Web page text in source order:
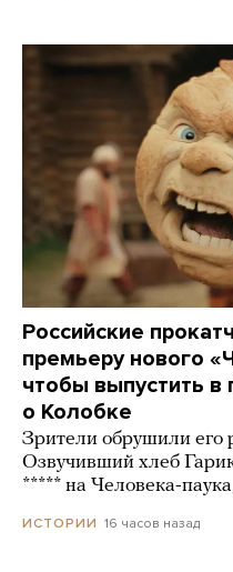
Российские
премьеру нового
чтобы выпустить в
о Колобке
Зрители обрушили его
Озвучивший хлеб
***** на Человека-
ИСТОРИИ 16 часов назад